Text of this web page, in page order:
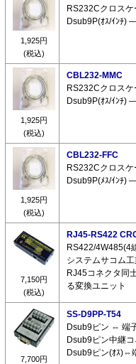
1,925円
(税込)
RS232Cクロス
Dsub9P(ｵｽ/ｲﾝﾁ)
1,925円
(税込)
CBL232-MMC
RS232Cクロス
Dsub9P(ｵｽ/ｲﾝﾁ)
1,925円
(税込)
CBL232-FFC
RS232Cクロス
Dsub9P(ﾒｽ/ｲﾝﾁ)
7,150円
(税込)
RJ45-RS422
RS422/4W485(4
システムサコム
RJ45コネクタ同
る変換ユニット
7,700円
SS-D9PP-T54
Dsub9ピン ⇔ 端
Dsub9ピン中継
Dsub9ピン(ｵｽ)⇔